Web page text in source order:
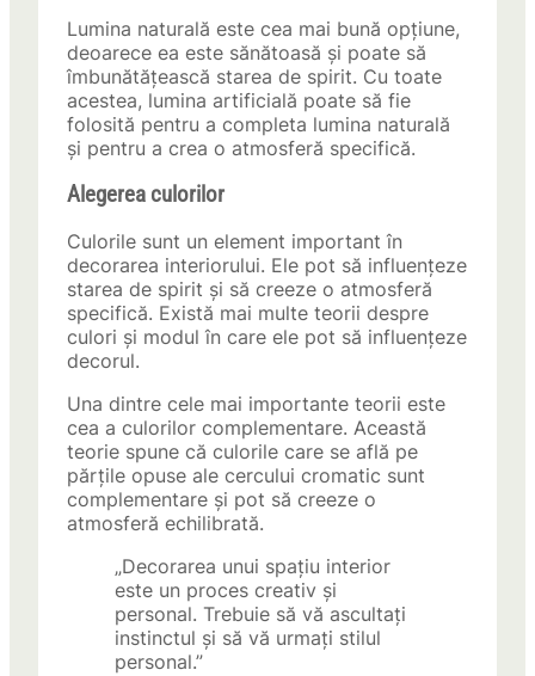
Lumina naturală este cea mai bună opțiune,
deoarece ea este sănătoasă și poate să
îmbunătățească starea de spirit. Cu toate
acestea, lumina artificială poate să fie
folosită pentru a completa lumina naturală
și pentru a crea o atmosferă specifică.
Alegerea culorilor
Culorile sunt un element important în
decorarea interiorului. Ele pot să influențeze
starea de spirit și să creeze o atmosferă
specifică. Există mai multe teorii despre
culori și modul în care ele pot să influențeze
decorul.
Una dintre cele mai importante teorii este
cea a culorilor complementare. Această
teorie spune că culorile care se află pe
părțile opuse ale cercului cromatic sunt
complementare și pot să creeze o
atmosferă echilibrată.
„Decorarea unui spațiu interior
este un proces creativ și
personal. Trebuie să vă ascultați
instinctul și să vă urmați stilul
personal.”